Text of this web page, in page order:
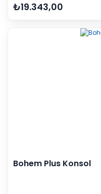
₺19.343,00
Bohem Plus Konsol